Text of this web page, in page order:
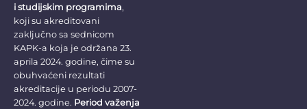
i studijskim programima,
koji su akreditovani
zaključno sa sednicom
KAPK-a koja je održana 23.
aprila 2024. godine, čime su
obuhvaćeni rezultati
akreditacije u periodu 2007-
2024. godine. Period važenja